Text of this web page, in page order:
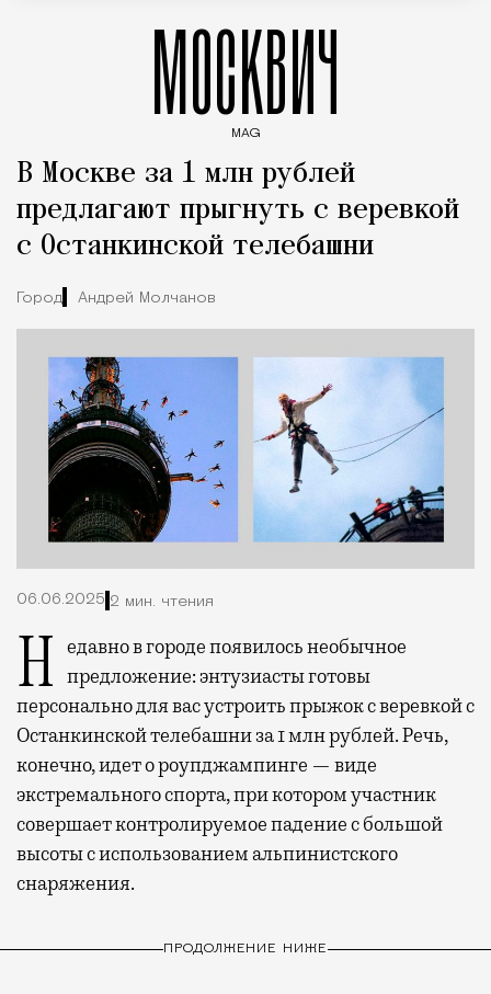
МОСКВИЧ
MAG
В Москве за 1 млн рублей
предлагают прыгнуть с веревкой
с Останкинской телебашни
Город Андрей Молчанов
06.06.2025 2 мин. чтения
Недавно в городе появилось необычное предложение: энтузиасты готовы
персонально для вас устроить прыжок с веревкой с
Останкинской телебашни за 1 млн рублей. Речь,
конечно, идет о роупджампинге — виде
экстремального спорта, при котором участник
совершает контролируемое падение с большой
высоты с использованием альпинистского
снаряжения.
ПРОДОЛЖЕНИЕ НИЖЕ